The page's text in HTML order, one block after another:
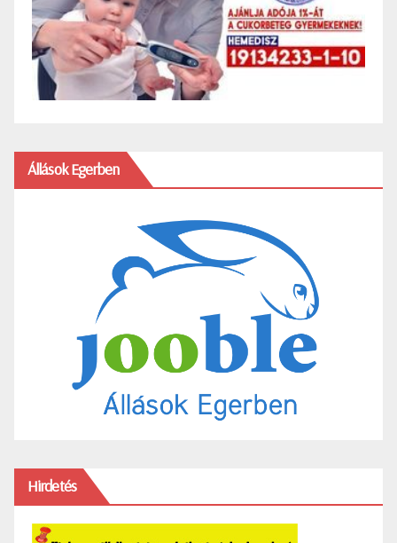
Állások Egerben
Hirdetés